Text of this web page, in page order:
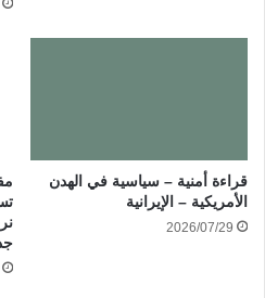
قراءة أمنية – سياسية في الهدن
الأمريكية – الإيرانية
2026/07/29